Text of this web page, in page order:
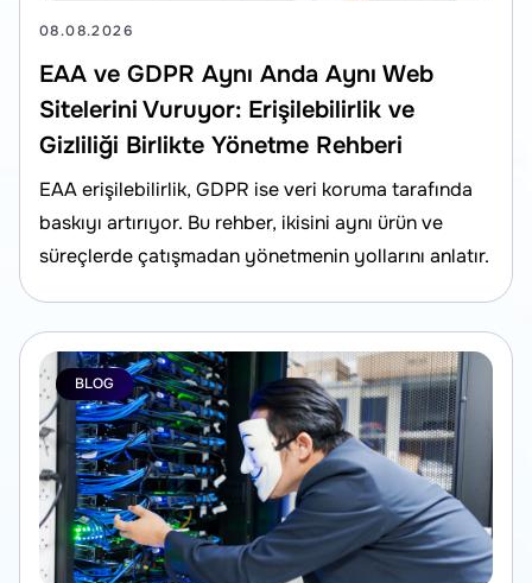
08.08.2026
EAA ve GDPR Aynı Anda Aynı Web
Sitelerini Vuruyor: Erişilebilirlik ve
Gizliliği Birlikte Yönetme Rehberi
EAA erişilebilirlik, GDPR ise veri koruma tarafında
baskıyı artırıyor. Bu rehber, ikisini aynı ürün ve
süreçlerde çatışmadan yönetmenin yollarını anlatır.
BLOG